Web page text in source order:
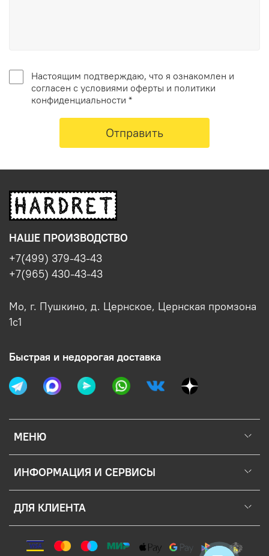
Настоящим подтверждаю, что я ознакомлен и
согласен с условиями оферты и политики
конфиденциальности *
Отправить
МЕНЮ
ИНФОРМАЦИЯ И СЕРВИСЫ
ДЛЯ КЛИЕНТА
НАШЕ ПРОИЗВОДСТВО
+7(499) 379-43-43
+7(965) 430-43-43
Мо, г. Пушкино, д. Цернское, Цернская промзона
1с1
Быстрая и недорогая доставка